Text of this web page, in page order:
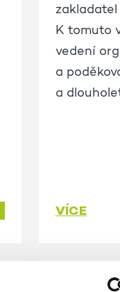
zakladatel
K tomuto
vedení
a
a
VÍCE